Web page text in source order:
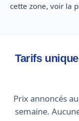
cette zone, voir la
Tarifs
Prix annoncés
semaine.